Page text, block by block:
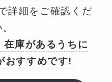
詳細をご確認くだ
庫があるうちに
おすすめです!